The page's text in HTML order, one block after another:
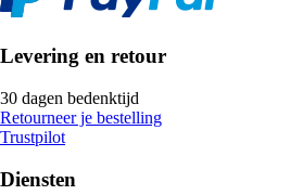
Levering en retour
30 dagen bedenktijd
Retourneer je bestelling
Trustpilot
Diensten